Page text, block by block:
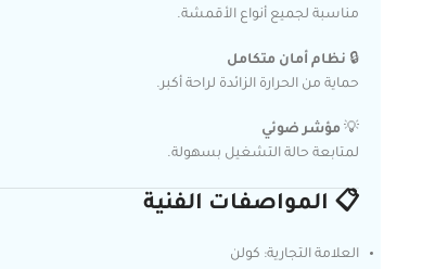
مناسبة لجميع أنواع الأقمشة.
🔒 نظام أمان متكامل
حماية من الحرارة الزائدة لراحة أكبر.
💡 مؤشر ضوئي
لمتابعة حالة التشغيل بسهولة.
📋 المواصفات الفنية
العلامة التجارية: كولن